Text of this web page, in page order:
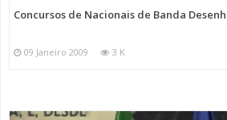
Concursos de Nacionais de Banda
09 Janeiro 2009 3 K